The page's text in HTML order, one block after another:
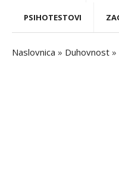
PSIHOTESTOVI
Naslovnica » Duhovnost »